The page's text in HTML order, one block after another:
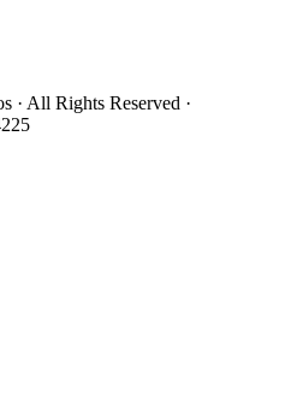
· All Rights Reserved ·